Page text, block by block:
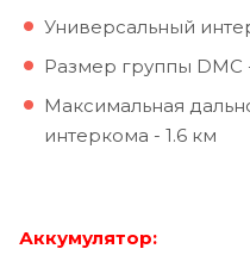
Универсальный
Размер группы DMC
Максимальная
интеркома - 1.6 км
Аккумулятор: